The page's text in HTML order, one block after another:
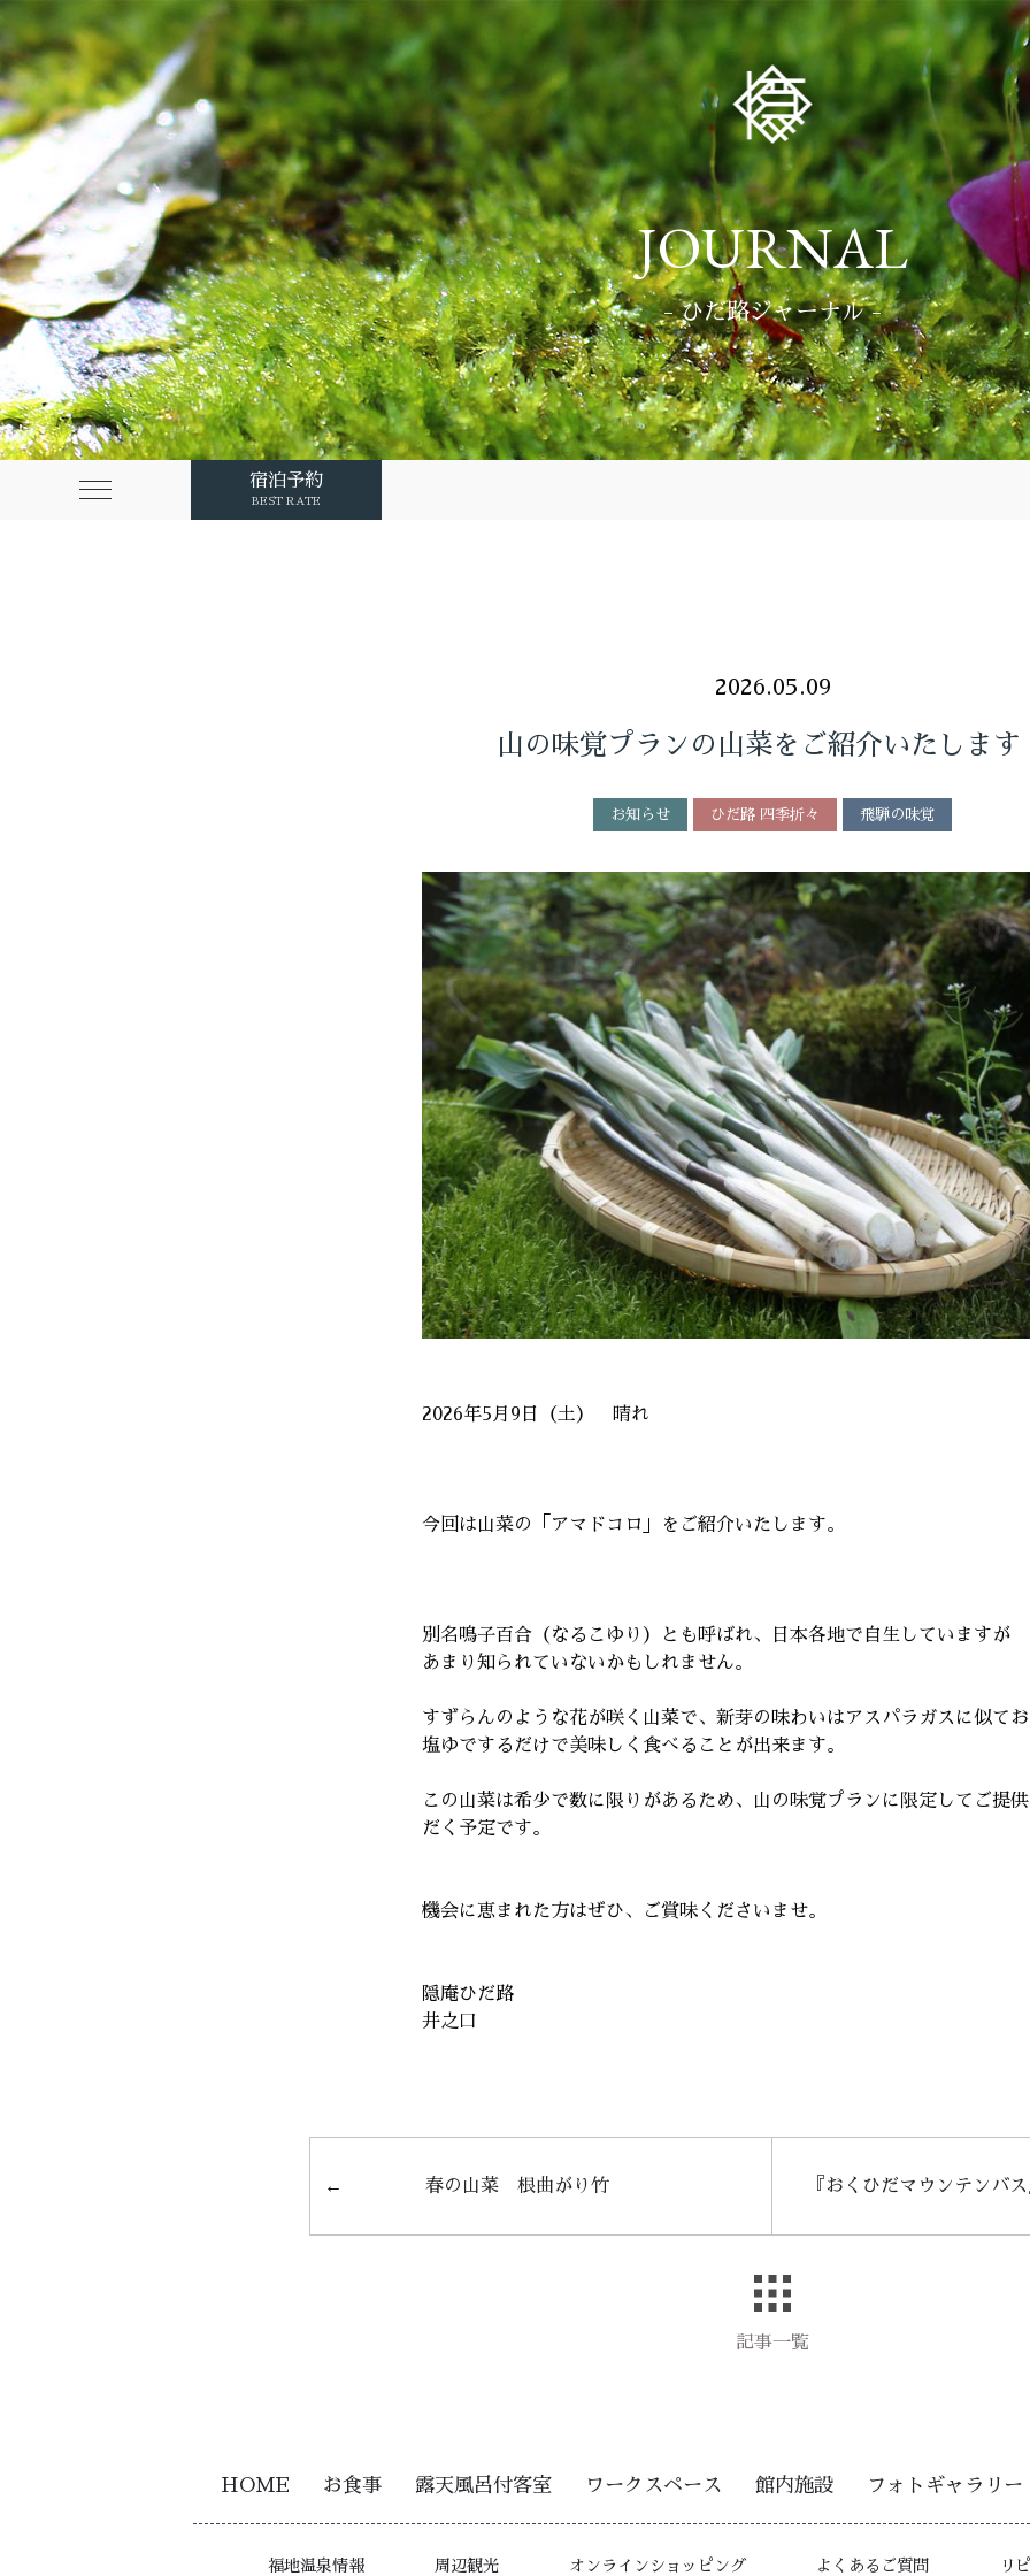
JOURNAL
- ひだ路ジャーナル -
宿泊予約
BEST RATE
2026.05.09
山の味覚プランの山菜をご紹介いたします
お知らせ ひだ路 四季折々 飛騨の味覚
2026年5月9日（土） 晴れ
今回は山菜の「アマドコロ」をご紹介いたします。
別名鳴子百合（なるこゆり）とも呼ばれ、日本各地で自生していますが
あまり知られていないかもしれません。
すずらんのような花が咲く山菜で、新芽の味わいはアスパラガスに似て
塩ゆでするだけで美味しく食べることが出来ます。
この山菜は希少で数に限りがあるため、山の味覚プランに限定してご提
だく予定です。
機会に恵まれた方はぜひ、ご賞味くださいませ。
隠庵ひだ路
井之口
春の山菜 根曲がり竹 『おくひだマウンテンバ
記事一覧
HOME お食事 露天風呂付客室 ワークスペース 館内施設 フォトギャラリー
福地温泉情報 周辺観光 オンラインショッピング よくあるご質問 リ